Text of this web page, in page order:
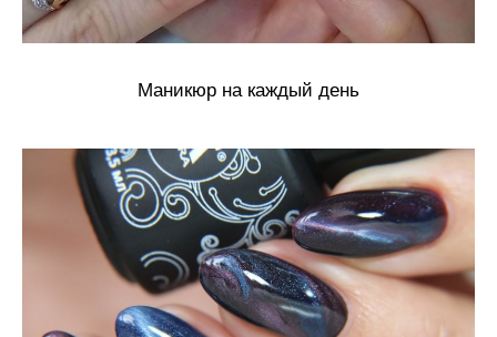
Маникюр на каждый день